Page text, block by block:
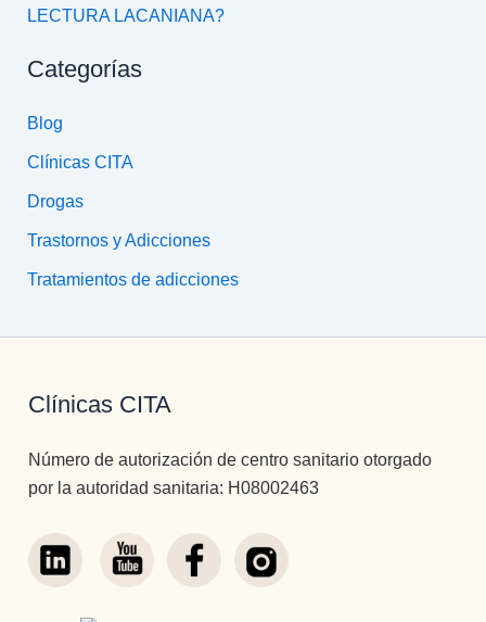
LECTURA LACANIANA?
Categorías
Blog
Clínicas CITA
Drogas
Trastornos y Adicciones
Tratamientos de adicciones
Clínicas CITA
Número de autorización de centro sanitario otorgado
por la autoridad sanitaria: H08002463